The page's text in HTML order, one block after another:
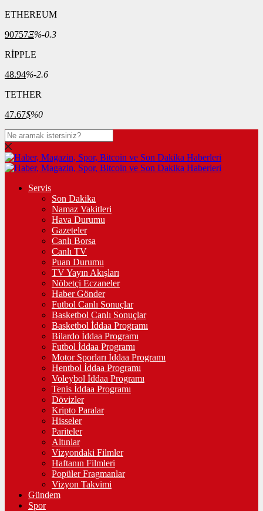
ETHEREUM
90757Ξ%-0.3
RİPPLE
48.94%-2.6
TETHER
47.67$%0
Servis
Son Dakika
Namaz Vakitleri
Hava Durumu
Gazeteler
Canlı Borsa
Canlı TV
Puan Durumu
TV Yayın Akışları
Nöbetçi Eczaneler
Haber Gönder
Futbol Canlı Sonuçlar
Basketbol Canlı Sonuçlar
Basketbol İddaa Programı
Bilardo İddaa Programı
Futbol İddaa Programı
Motor Sporları İddaa Programı
Hentbol İddaa Programı
Voleybol İddaa Programı
Tenis İddaa Programı
Dövizler
Kripto Paralar
Hisseler
Pariteler
Altınlar
Vizyondaki Filmler
Haftanın Filmleri
Popüler Fragmanlar
Vizyon Takvimi
Gündem
Spor